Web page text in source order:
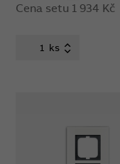
Cena setu 1 934 Kč
ks